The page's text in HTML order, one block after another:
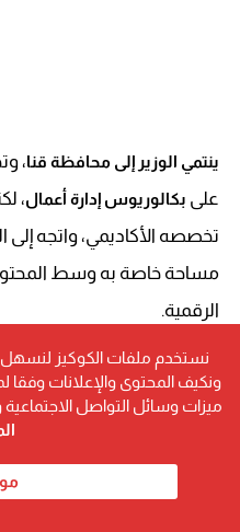
ينتمي الوزير إلى محافظة قنا،
على بكالوريوس إدارة أعمال،
تخصصه الأكاديمي، واتجه إلى
مساحة خاصة به وسط
الرقمية.
وخلال فترة ليست طويلة،
أعمال درامية قصيرة
بصورة واقعية، بعيداً عن
تعكس حقيقة الإنسان
نستخدم ملفات الكوكيز لنسهل
ونكيف المحتوى والإعلانات وفقا
ميزات وسائل التواصل الاجتماعية